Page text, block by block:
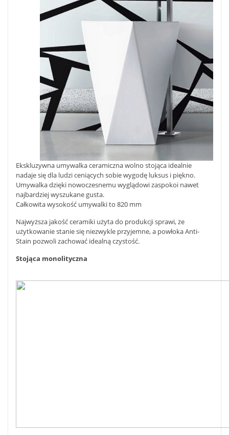
Ekskluzywna umywalka ceramiczna wolno stojąca idealnie
nadaje się dla ludzi ceniących sobie wygodę luksus i piękno.
Umywalka dzięki nowoczesnemu wyglądowi zaspokoi nawet
najbardziej wyszukane gusta.
Całkowita wysokość umywalki to 820 mm
Najwyższa jakość ceramiki użyta do produkcji sprawi, że
użytkowanie stanie się niezwykle przyjemne, a powłoka Anti-
Stain pozwoli zachować idealną czystość.
Stojąca monolityczna